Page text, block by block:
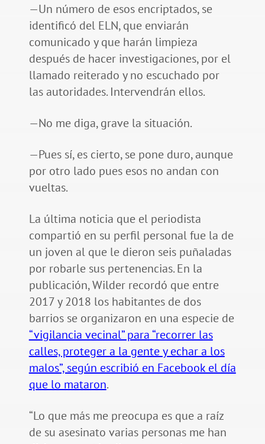
—Un número de esos encriptados, se
identificó del ELN, que enviarán
comunicado y que harán limpieza
después de hacer investigaciones, por el
llamado reiterado y no escuchado por
las autoridades. Intervendrán ellos.
—No me diga, grave la situación.
—Pues sí, es cierto, se pone duro, aunque
por otro lado pues esos no andan con
vueltas.
La última noticia que el periodista
compartió en su perfil personal fue la de
un joven al que le dieron seis puñaladas
por robarle sus pertenencias. En la
publicación, Wilder recordó que entre
2017 y 2018 los habitantes de dos
barrios se organizaron en una especie de
“vigilancia vecinal” para “recorrer las
calles, proteger a la gente y echar a los
malos”, según escribió en Facebook el día
que lo mataron.
“Lo que más me preocupa es que a raíz
de su asesinato varias personas me han